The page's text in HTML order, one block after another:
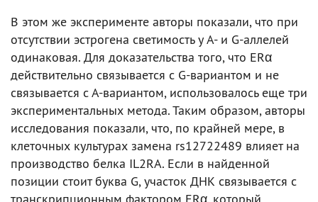
В этом же эксперименте авторы показали, что при
отсутствии эстрогена светимость у A- и G-аллелей
одинаковая. Для доказательства того, что ERα
действительно связывается с G-вариантом и не
связывается с А-вариантом, использовалось еще три
экспериментальных метода. Таким образом, авторы
исследования показали, что, по крайней мере, в
клеточных культурах замена rs12722489 влияет на
производство белка IL2RA. Если в найденной
позиции стоит буква G, участок ДНК связывается с
транскрипционным фактором ERα, который